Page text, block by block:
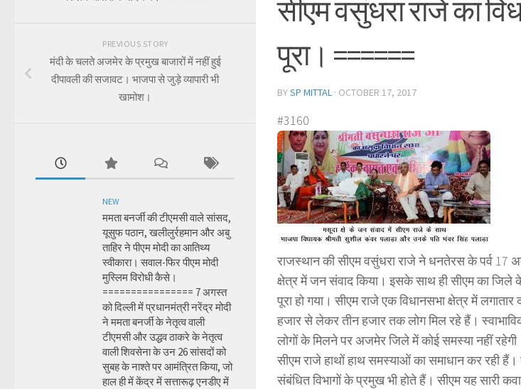
सीएम वसुंधरा राजे का
पूरा। ======
BYSP MITTAL · OCTOBER 17, 2017
#3160
राजस्थान की सीएम वसुंधरा राजे ने धनतेरस के पर्व 17
क्षेत्र में जन संवाद किया। इसके साथ ही सीएम का जिले
पूरा हो गया। सीएम राजे एक विधानसभा क्षेत्र में
हजार से लेकर तीन हजार तक लोग मिल रहे हैं।
लोगों के मिलने पर अजमेर जिले में कोई समस्या नहीं
सीएम राजे हाथों हाथ समस्याओं का समाधान कर रही
संबंधित विभागों के प्रमुख भी होते हैं। सीएम यह सारी
PREVIOUS STORY
मंदी के चलते अजमेर के प्रमुख बाजारों में नहीं हुई
दीपावली की सजावट। भाजपा से जुड़े व्यापारी भी
खामोश।
NEW
ममता बनर्जी की टीएमसी वाले सांसद,
यूसुफ पठान, खलीलुर्रहमान और अबु
ताहिर ने पीएम मोदी का आतिथ्य
स्वीकारा। सवाल-फिर पीएम मोदी
मुस्लिम विरोधी कैसे।
================ 7 अगस्त
को दिल्ली में प्रधानमंत्री नरेंद्र मोदी
ने ममता बनर्जी के नेतृत्व वाली
टीएमसी और उद्धव ठाकरे के नेतृत्व
वाली शिवसेना के उन 26 सांसदों को
सुबह के नाश्ते पर आमंत्रित किया, जो
हाल ही में केंद्र में सत्तारूढ़ एनडीए में